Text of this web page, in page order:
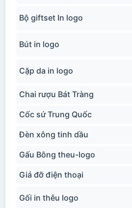
Bộ giftset In logo
Bút in logo
Cặp da in logo
Chai rượu Bát Tràng
Cốc sứ Trung Quốc
Đèn xông tinh dầu
Gấu Bông theu-logo
Giá đỡ điện thoại
Gối in thêu logo